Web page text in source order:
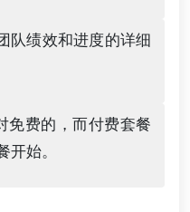
队绩效和进度的详细
免费的，而付费套餐
开始。